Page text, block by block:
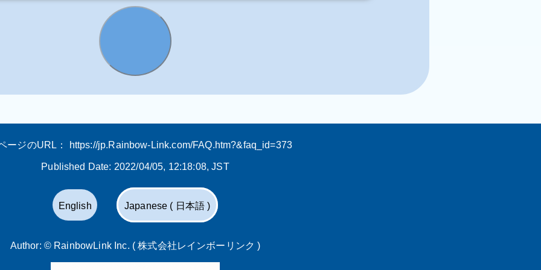
ージのURL： https://jp.Rainbow-Link.com/FAQ.htm?&faq_id=373
Published Date: 2022/04/05, 12:18:08, JST
English Japanese ( 日本語 )
Author: © RainbowLink Inc. ( 株式会社レインボーリンク )